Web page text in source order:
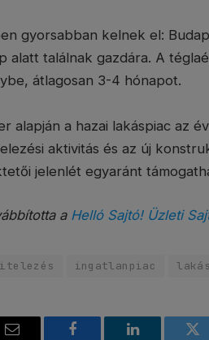
gyorsabban kelnek el:
alatt találnak gazdára. A
átlagosan 3-4 hónapot.
alapján a hazai lakáspiac az
aktivitás és az új
jelenlét egyaránt
a Helló Sajtó! Üzleti
ingatlanpiac